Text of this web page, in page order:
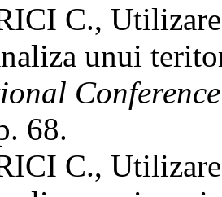
C.,
unui
68.
C.,